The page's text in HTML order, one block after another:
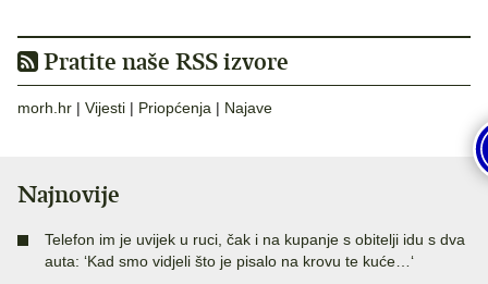
Pratite naše RSS izvore
morh.hr | Vijesti | Priopćenja | Najave
Najnovije
Telefon im je uvijek u ruci, čak i na kupanje s obitelji idu s dva
auta: ‘Kad smo vidjeli što je pisalo na krovu te kuće…‘